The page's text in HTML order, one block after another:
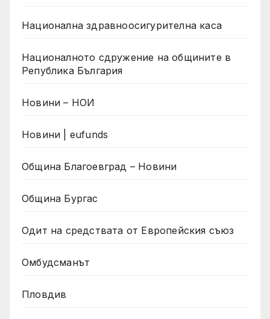
Национална здравноосигурителна каса
Националното сдружение на общините в
Република България
Новини – НОИ
Новини | eufunds
Община Благоевград – Новини
Община Бургас
Одит на средствата от Европейския съюз
Омбудсманът
Пловдив